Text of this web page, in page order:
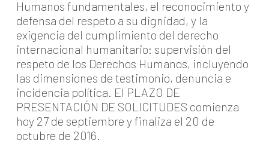
Humanos fundamentales, el reconocimiento y
defensa del respeto a su dignidad, y la
exigencia del cumplimiento del derecho
internacional humanitario: supervisión del
respeto de los Derechos Humanos, incluyendo
las dimensiones de testimonio, denuncia e
incidencia política. El PLAZO DE
PRESENTACIÓN DE SOLICITUDES comienza
hoy 27 de septiembre y finaliza el 20 de
octubre de 2016.